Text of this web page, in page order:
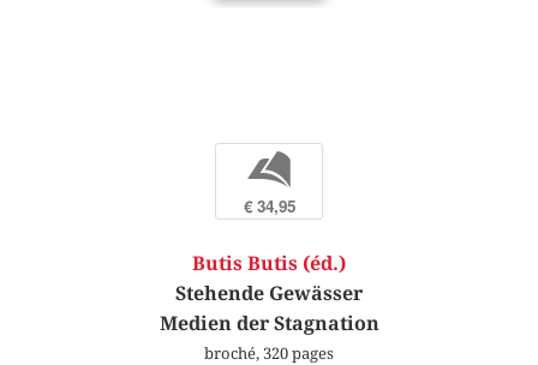
b
€ 34,95
Butis Butis (éd.)
Stehende Gewässer
Medien der Stagnation
broché, 320 pages